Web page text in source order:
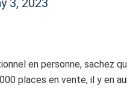
en personne, sachez
places en vente, il y en